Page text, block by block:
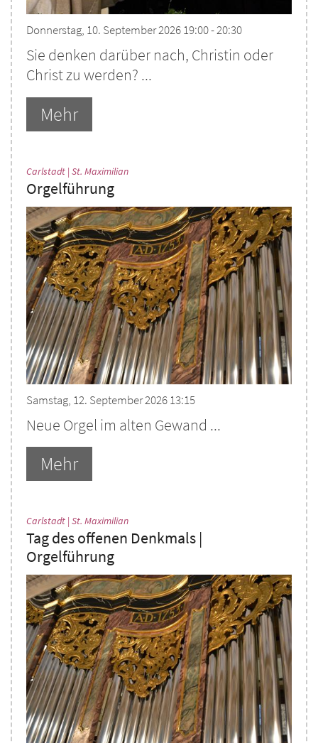
Donnerstag, 10. September 2026 19:00 - 20:30
Sie denken darüber nach, Christin oder
Christ zu werden? ...
Mehr
Carlstadt | St. Maximilian:
Orgelführung
Samstag, 12. September 2026 13:15
Neue Orgel im alten Gewand ...
Mehr
Carlstadt | St. Maximilian:
Tag des offenen Denkmals |
Orgelführung